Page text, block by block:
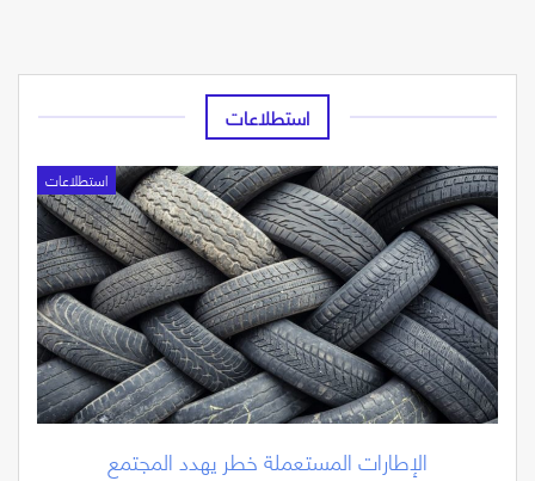
استطلاعات
استطلاعات
الإطارات المستعملة خطر يهدد المجتمع